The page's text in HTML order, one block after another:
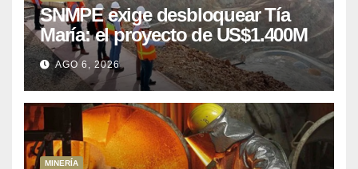
SNMPE exige desbloquear Tía
María: el proyecto de US$1.400M
que Perú lleva 15 años
posponiendo
AGO 6, 2026
MINERÍA